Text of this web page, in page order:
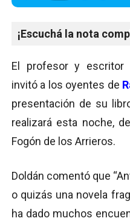
¡Escuchá la nota
El profesor y escritor
invitó a los oyentes de
presentación de su
realizará esta noche,
Fogón de los Arrieros.
Doldán comentó que
o quizás una novela
ha dado muchos